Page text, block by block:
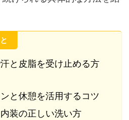
と皮脂を受け止める方
と休憩を活用するコツ
装の正しい洗い方